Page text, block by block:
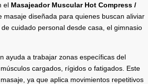
el Masajeador Muscular Hot Compress /
masaje diseñada para quienes buscan aliviar
cuidado personal desde casa, el gimnasio
ayuda a trabajar zonas específicas del
cargados, rígidos o fatigados. Este
ya que aplica movimientos repetitivos